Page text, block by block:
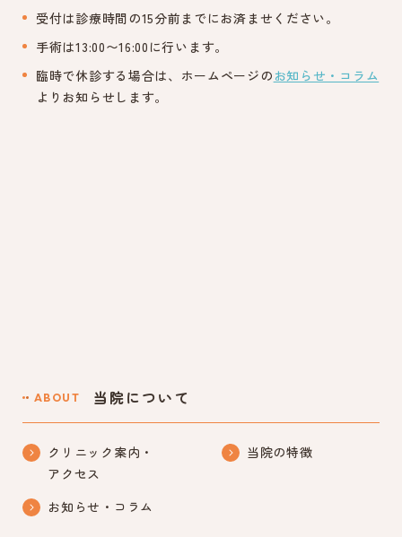
受付は診療時間の15分前までにお済ませください。
手術は13:00〜16:00に行います。
臨時で休診する場合は、ホームページの お知らせ・コラム
よりお知らせします。
ABOUT 当院について
クリニック案内・
アクセス
当院の特徴
お知らせ・コラム